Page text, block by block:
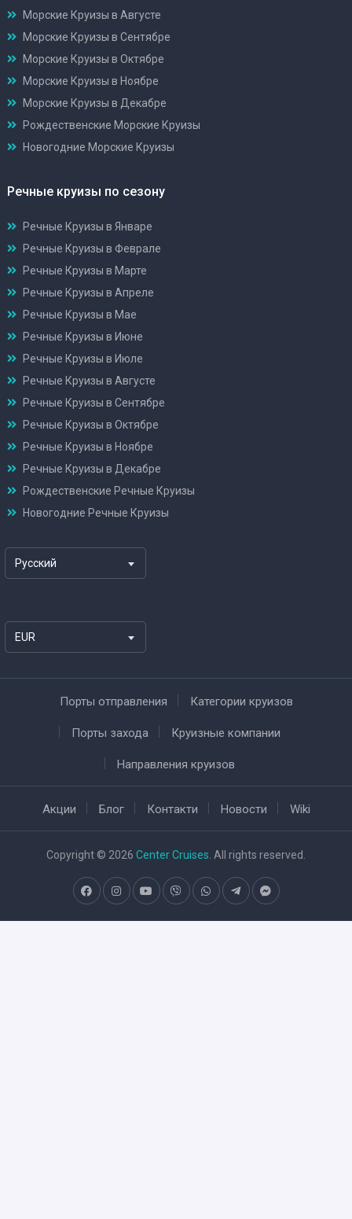
Морские Круизы в Августе
Морские Круизы в Сентябре
Морские Круизы в Октябре
Морские Круизы в Ноябре
Морские Круизы в Декабре
Рождественские Морские Круизы
Новогодние Морские Круизы
Речные круизы по сезону
Речные Круизы в Январе
Речные Круизы в Феврале
Речные Круизы в Марте
Речные Круизы в Апреле
Речные Круизы в Мае
Речные Круизы в Июне
Речные Круизы в Июле
Речные Круизы в Августе
Речные Круизы в Сентябре
Речные Круизы в Октябре
Речные Круизы в Ноябре
Речные Круизы в Декабре
Рождественские Речные Круизы
Новогодние Речные Круизы
Русский
EUR
Порты отправления Категории круизов
Порты захода Круизные компании
Направления круизов
Акции Блог Контакти Новости Wiki
Copyright © 2026 Center Cruises . All rights reserved.